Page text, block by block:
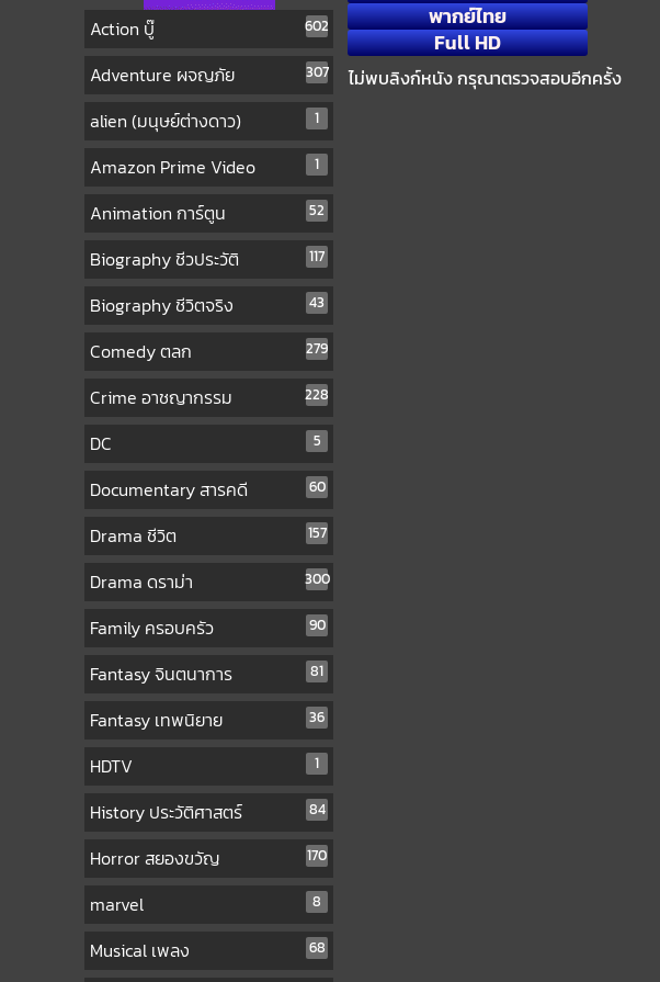
Action บู๊ 602
Adventure ผจญภัย 307
alien (มนุษย์ต่างดาว) 1
Amazon Prime Video 1
Animation การ์ตูน 52
Biography ชีวประวัติ 117
Biography ชีวิตจริง 43
Comedy ตลก 279
Crime อาชญากรรม 228
DC 5
Documentary สารคดี 60
Drama ชีวิต 157
Drama ดราม่า 300
Family ครอบครัว 90
Fantasy จินตนาการ 81
Fantasy เทพนิยาย 36
HDTV 1
History ประวัติศาสตร์ 84
Horror สยองขวัญ 170
marvel 8
Musical เพลง 68
พากย์ไทย
Full HD
ไม่พบลิงก์หนัง กรุณาตรวจสอบอีกครั้ง